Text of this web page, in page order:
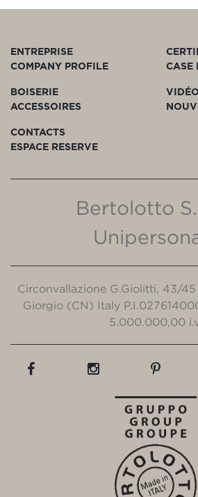
ENTREPRISE
COMPANY PROFILE
CASE
BOISERIE
ACCESSOIRES
VIDÉO
CONTACTS
ESPACE RESERVE
Bertolotto
Circonvallazione G.Giolitti, 43/45
Giorgio (CN) Italy
5.000.000,00